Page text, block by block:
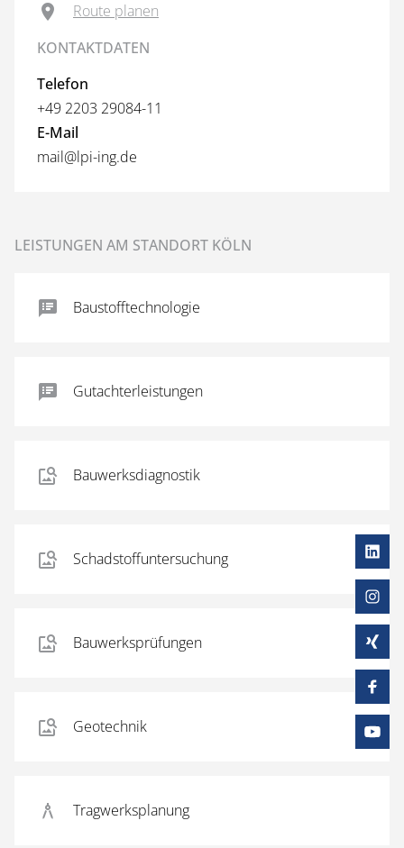
Route planen
KONTAKTDATEN
Telefon
+49 2203 29084-11
E-Mail
mail@lpi-ing.de
LEISTUNGEN AM STANDORT KÖLN
Baustofftechnologie
Gutachterleistungen
Bauwerksdiagnostik
Schadstoffuntersuchung
Bauwerksprüfungen
Geotechnik
Tragwerksplanung